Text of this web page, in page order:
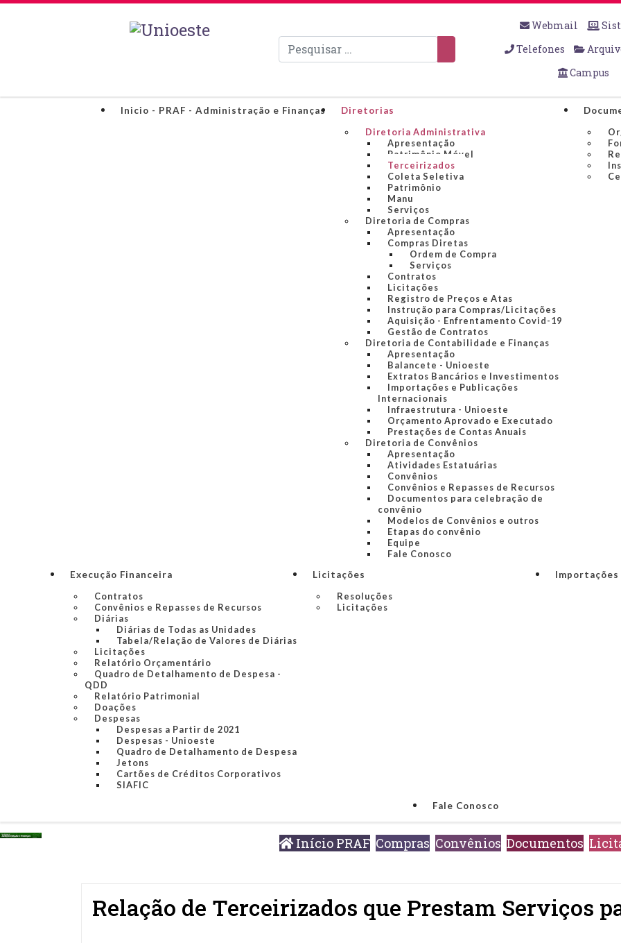
Pesquisar
Webmail
Telefones
Campus
Inicio - PRAF - Administração e Finanças
Diretorias
Diretoria Administrativa
Apresentação
Patrimônio Móvel
Terceirizados
Coleta Seletiva
Patrimônio
Manu
Serviços
Diretoria de Compras
Apresentação
Compras Diretas
Ordem de Compra
Serviços
Contratos
Licitações
Registro de Preços e Atas
Instrução para Compras/Licitações
Aquisição - Enfrentamento Covid-19
Gestão de Contratos
Diretoria de Contabilidade e Finanças
Apresentação
Balancete - Unioeste
Extratos Bancários e Investimentos
Importações e Publicações
Internacionais
Infraestrutura - Unioeste
Orçamento Aprovado e Executado
Prestações de Contas Anuais
Diretoria de Convênios
Apresentação
Atividades Estatuárias
Convênios
Convênios e Repasses de Recursos
Documentos para celebração de
convênio
Modelos de Convênios e outros
Etapas do convênio
Equipe
Fale Conosco
Execução Financeira
Contratos
Convênios e Repasses de Recursos
Diárias
Diárias de Todas as Unidades
Tabela/Relação de Valores de Diárias
Licitações
Relatório Orçamentário
Quadro de Detalhamento de Despesa -
QDD
Relatório Patrimonial
Doações
Despesas
Despesas a Partir de 2021
Despesas - Unioeste
Quadro de Detalhamento de Despesa
Jetons
Cartões de Créditos Corporativos
SIAFIC
Licitações
Resoluções
Licitações
Fale Conosco
Início PRAF Compras Convênios Documentos
Relação de Terceirizados que Prestam Serviços